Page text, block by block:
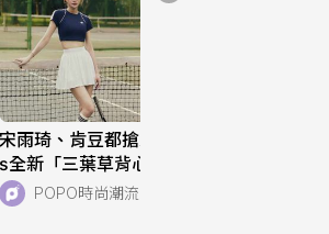
宋雨琦、肯豆都搶穿！adidas Original
s全新「三葉草背心、運動褲」美到想
天天穿！直接當日常穿也超適合！
POPO時尚潮流